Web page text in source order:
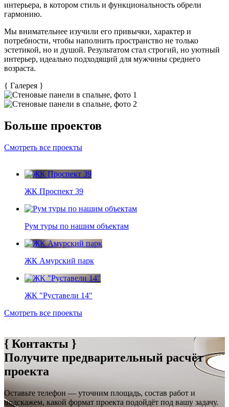
интерьера, в котором стиль и функциональность обрели
гармонию.
Мы внимательнее изучили его привычки, характер и
потребности, чтобы наполнить пространство не только
эстетикой, но и душой. Результатом стал строгий, но уютный
интерьер, идеально подходящий для мужчины среднего
возраста.
{ Галерея }
Больше проектов
Смотреть все проекты
ЖК Проспект 39
Рум туры по нашим объектам
ЖК Амурский парк
ЖК "Руставели 14"
Смотреть все проекты
{ Контакты }
Получите предварительный расчёт
проекта
Оставьте телефон — уточним площадь, состав работ и
подскажем, какой формат проекта подойдёт под вашу задачу.